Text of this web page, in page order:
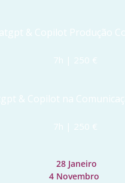
& Copilot Produção
7h | 250 €
& Copilot na
7h | 250 €
28 Janeiro
4 Novembro